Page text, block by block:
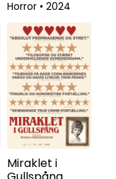
Horror • 2024
Miraklet i